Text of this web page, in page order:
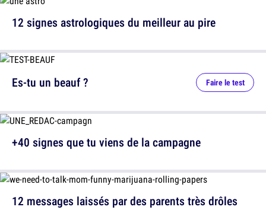
12 signes astrologiques du meilleur au pire
12 messages laissés par des parents très drôles
Es-tu un beauf ? Faire le test
+40 signes que tu viens de la campagne